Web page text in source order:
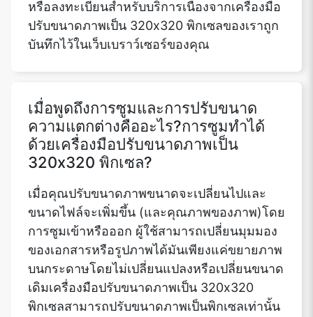
หรือลงทะเบียนสำหรับบริการเนื่องจากเครื่องมือ
ปรับขนาดภาพเป็น 320x320 พิกเซลของเราถูก
บันทึกไว้ในเว็บเบราว์เซอร์ของคุณ
เมื่อพูดถึงการซูมและการปรับขนาด
ความแตกต่างคืออะไร?การซูมทำได้
ด้วยเครื่องมือปรับขนาดภาพเป็น
320x320 พิกเซล?
เมื่อคุณปรับขนาดภาพขนาดจะเปลี่ยนไปและ
ขนาดไฟล์จะเพิ่มขึ้น (และคุณภาพของภาพ)โดย
การซูมเข้าหรือออก ผู้ใช้สามารถเปลี่ยนมุมมอง
ของเอกสารหรือรูปภาพได้มันเพียงแค่ขยายภาพ
บนกระดาษโดยไม่เปลี่ยนแปลงหรือเปลี่ยนขนาด
เดิมเครื่องมือปรับขนาดภาพเป็น 320x320
พิกเซลสามารถปรับขนาดภาพเป็นพิกเซลเท่านั้น